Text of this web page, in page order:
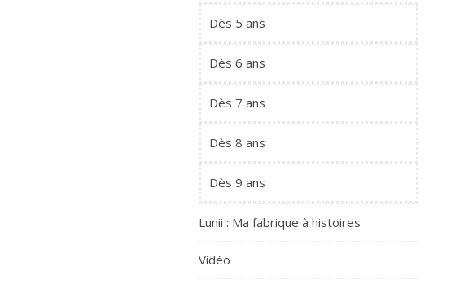
Dès 5 ans
Dès 6 ans
Dès 7 ans
Dès 8 ans
Dès 9 ans
Lunii : Ma fabrique à histoires
Vidéo